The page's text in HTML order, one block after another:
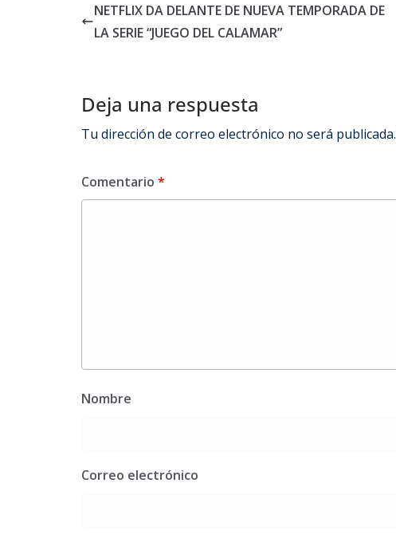
NETFLIX DA DELANTE DE NUEVA TEMPORADA DE
LA SERIE “JUEGO DEL CALAMAR”
Deja una respuesta
Tu dirección de correo electrónico no será publicada.
Comentario *
Nombre
Correo electrónico